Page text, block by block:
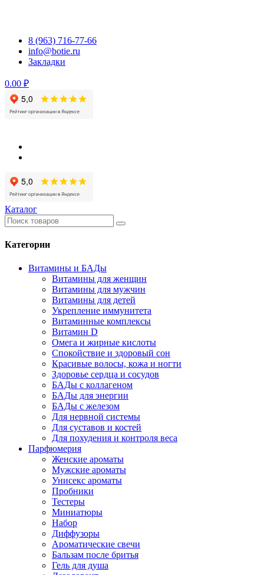
8 (963) 716-77-66
info@botie.ru
Закладки
0.00 ₽
Каталог
Категории
Витамины и БАДы
Витамины для женщин
Витамины для мужчин
Витамины для детей
Укрепление иммунитета
Витаминные комплексы
Витамин D
Омега и жирные кислоты
Спокойствие и здоровый сон
Красивые волосы, кожа и ногти
Здоровье сердца и сосудов
БАДы с коллагеном
БАДы для энергии
БАДы с железом
Для нервной системы
Для суставов и костей
Для похудения и контроля веса
Парфюмерия
Женские ароматы
Мужские ароматы
Унисекс ароматы
Пробники
Тестеры
Миниатюры
Набор
Диффузоры
Ароматические свечи
Бальзам после бритья
Гель для душа